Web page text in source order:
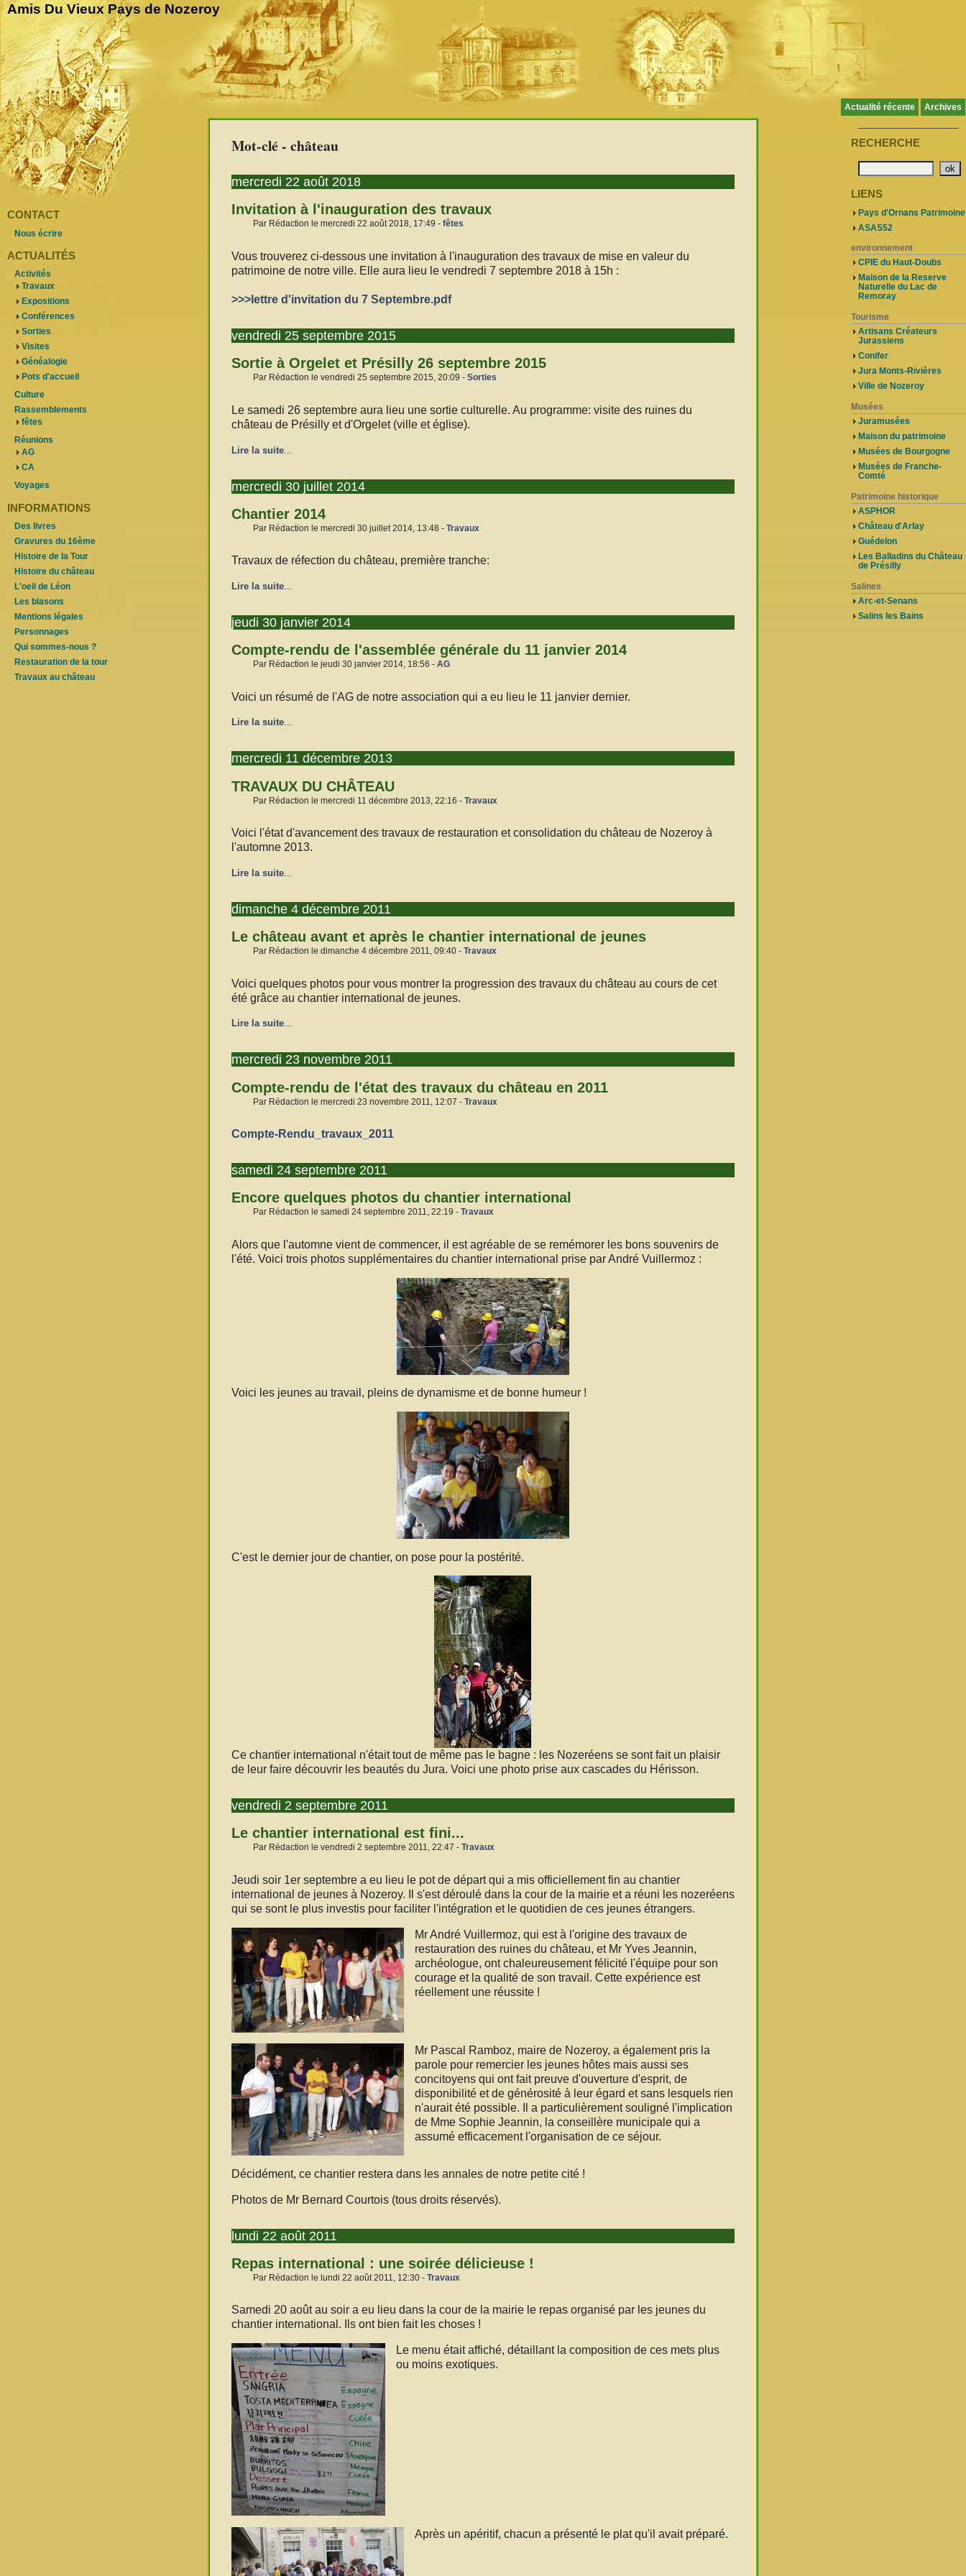
Amis Du Vieux Pays de Nozeroy
Actualité récente Archives
Mot-clé - château
mercredi 22 août 2018
Invitation à l'inauguration des travaux
Par Rédaction le mercredi 22 août 2018, 17:49 - fêtes
Vous trouverez ci-dessous une invitation à l'inauguration des travaux de mise en valeur du
patrimoine de notre ville. Elle aura lieu le vendredi 7 septembre 2018 à 15h :
>>>lettre d'invitation du 7 Septembre.pdf
vendredi 25 septembre 2015
Sortie à Orgelet et Présilly 26 septembre 2015
Par Rédaction le vendredi 25 septembre 2015, 20:09 - Sorties
Le samedi 26 septembre aura lieu une sortie culturelle. Au programme: visite des ruines du
château de Présilly et d'Orgelet (ville et église).
Lire la suite...
mercredi 30 juillet 2014
Chantier 2014
Par Rédaction le mercredi 30 juillet 2014, 13:48 - Travaux
Travaux de réfection du château, première tranche:
Lire la suite...
jeudi 30 janvier 2014
Compte-rendu de l'assemblée générale du 11 janvier 2014
Par Rédaction le jeudi 30 janvier 2014, 18:56 - AG
Voici un résumé de l'AG de notre association qui a eu lieu le 11 janvier dernier.
Lire la suite...
mercredi 11 décembre 2013
TRAVAUX DU CHÂTEAU
Par Rédaction le mercredi 11 décembre 2013, 22:16 - Travaux
Voici l'état d'avancement des travaux de restauration et consolidation du château de Nozeroy à
l'automne 2013.
Lire la suite...
dimanche 4 décembre 2011
Le château avant et après le chantier international de jeunes
Par Rédaction le dimanche 4 décembre 2011, 09:40 - Travaux
Voici quelques photos pour vous montrer la progression des travaux du château au cours de cet
été grâce au chantier international de jeunes.
Lire la suite...
mercredi 23 novembre 2011
Compte-rendu de l'état des travaux du château en 2011
Par Rédaction le mercredi 23 novembre 2011, 12:07 - Travaux
Compte-Rendu_travaux_2011
samedi 24 septembre 2011
Encore quelques photos du chantier international
Par Rédaction le samedi 24 septembre 2011, 22:19 - Travaux
Alors que l'automne vient de commencer, il est agréable de se remémorer les bons souvenirs de
l'été. Voici trois photos supplémentaires du chantier international prise par André Vuillermoz :
Voici les jeunes au travail, pleins de dynamisme et de bonne humeur !
C'est le dernier jour de chantier, on pose pour la postérité.
Ce chantier international n'était tout de même pas le bagne : les Nozeréens se sont fait un plaisir
de leur faire découvrir les beautés du Jura. Voici une photo prise aux cascades du Hérisson.
vendredi 2 septembre 2011
Le chantier international est fini...
Par Rédaction le vendredi 2 septembre 2011, 22:47 - Travaux
Jeudi soir 1er septembre a eu lieu le pot de départ qui a mis officiellement fin au chantier
international de jeunes à Nozeroy. Il s'est déroulé dans la cour de la mairie et a réuni les nozeréens
qui se sont le plus investis pour faciliter l'intégration et le quotidien de ces jeunes étrangers.
Mr André Vuillermoz, qui est à l'origine des travaux de
restauration des ruines du château, et Mr Yves Jeannin,
archéologue, ont chaleureusement félicité l'équipe pour son
courage et la qualité de son travail. Cette expérience est
réellement une réussite !
Mr Pascal Ramboz, maire de Nozeroy, a également pris la
parole pour remercier les jeunes hôtes mais aussi ses
concitoyens qui ont fait preuve d'ouverture d'esprit, de
disponibilité et de générosité à leur égard et sans lesquels rien
n'aurait été possible. Il a particulièrement souligné l'implication
de Mme Sophie Jeannin, la conseillère municipale qui a
assumé efficacement l'organisation de ce séjour.
Décidément, ce chantier restera dans les annales de notre petite cité !
Photos de Mr Bernard Courtois (tous droits réservés).
lundi 22 août 2011
Repas international : une soirée délicieuse !
Par Rédaction le lundi 22 août 2011, 12:30 - Travaux
Samedi 20 août au soir a eu lieu dans la cour de la mairie le repas organisé par les jeunes du
chantier international. Ils ont bien fait les choses !
Le menu était affiché, détaillant la composition de ces mets plus
ou moins exotiques.
Après un apéritif, chacun a présenté le plat qu'il avait préparé.
CONTACT
Nous écrire
ACTUALITÉS
Activités
Travaux
Expositions
Conférences
Sorties
Visites
Généalogie
Pots d'accueil
Culture
Rassemblements
fêtes
Réunions
AG
CA
Voyages
INFORMATIONS
Des livres
Gravures du 16ème
Histoire de la Tour
Histoire du château
L'oeil de Léon
Les blasons
Mentions légales
Personnages
Qui sommes-nous ?
Restauration de la tour
Travaux au château
RECHERCHE
LIENS
Pays d'Ornans Patrimoine
ASAS52
environnement
CPIE du Haut-Doubs
Maison de la Reserve
Naturelle du Lac de
Remoray
Tourisme
Artisans Créateurs
Jurassiens
Conifer
Jura Monts-Rivières
Ville de Nozeroy
Musées
Juramusées
Maison du patrimoine
Musées de Bourgogne
Musées de Franche-
Comté
Patrimoine historique
ASPHOR
Château d'Arlay
Guédelon
Les Balladins du Château
de Présilly
Salines
Arc-et-Senans
Salins les Bains